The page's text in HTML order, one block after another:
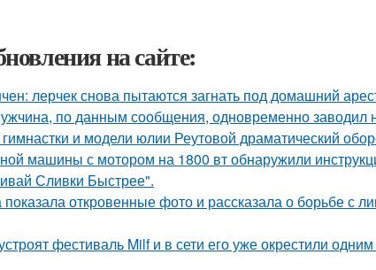
на сайте:
лерчек снова пытаются загнать под домашний
по данным сообщения, одновременно заводил
и модели юлии Реутовой драматический
машины с мотором на 1800 вт обнаружили
Сливки Быстрее".
откровенные фото и рассказала о борьбе с
фестиваль Milf и в сети его уже окрестили